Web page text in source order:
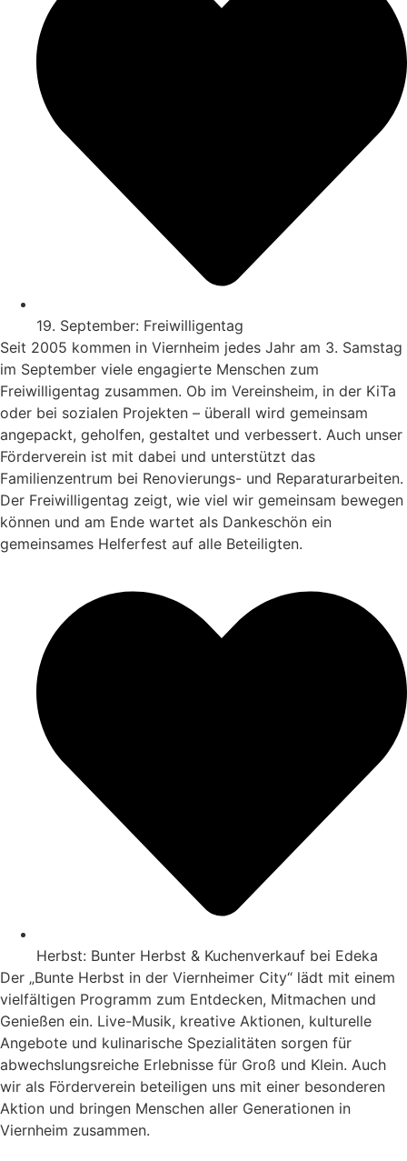
19. September: Freiwilligentag
Seit 2005 kommen in Viernheim jedes Jahr am 3. Samstag
im September viele engagierte Menschen zum
Freiwilligentag zusammen. Ob im Vereinsheim, in der KiTa
oder bei sozialen Projekten – überall wird gemeinsam
angepackt, geholfen, gestaltet und verbessert. Auch unser
Förderverein ist mit dabei und unterstützt das
Familienzentrum bei Renovierungs- und Reparaturarbeiten.
Der Freiwilligentag zeigt, wie viel wir gemeinsam bewegen
können und am Ende wartet als Dankeschön ein
gemeinsames Helferfest auf alle Beteiligten.
Herbst: Bunter Herbst & Kuchenverkauf bei Edeka
Der „Bunte Herbst in der Viernheimer City“ lädt mit einem
vielfältigen Programm zum Entdecken, Mitmachen und
Genießen ein. Live-Musik, kreative Aktionen, kulturelle
Angebote und kulinarische Spezialitäten sorgen für
abwechslungsreiche Erlebnisse für Groß und Klein. Auch
wir als Förderverein beteiligen uns mit einer besonderen
Aktion und bringen Menschen aller Generationen in
Viernheim zusammen.